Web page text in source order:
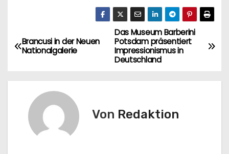
B
e
i
Das Museum Barberini
Potsdam präsentiert
Impressionismus in
Deutschland
Brancusi in der Neuen
Nationalgalerie
Von Redaktion